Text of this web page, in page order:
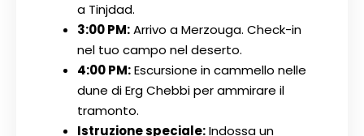
a Tinjdad.
3:00 PM:Arrivo a Merzouga. Check-in
nel tuo campo nel deserto.
4:00 PM:Escursione in cammello nelle
dune di Erg Chebbi per ammirare il
tramonto.
Istruzione speciale:Indossa un